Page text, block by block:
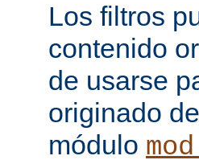
Los filtros
contenido
de usarse
originado
módulo